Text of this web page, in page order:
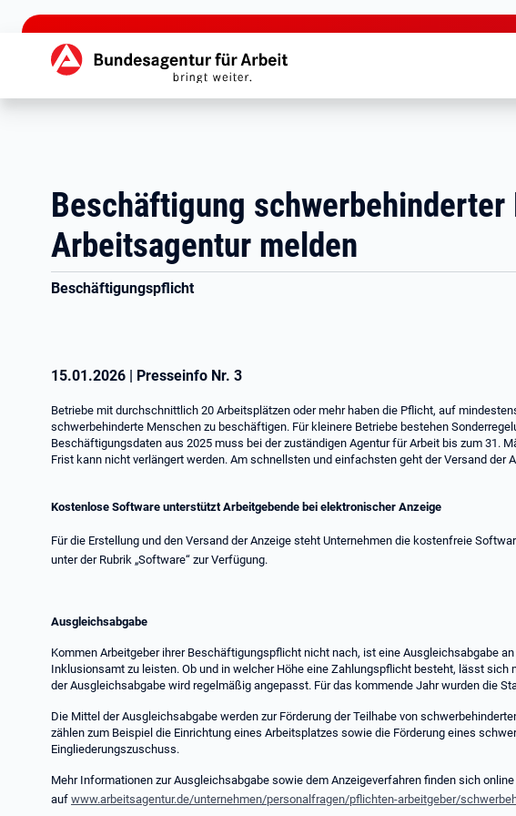
zu den Hauptinhalten springen
Hauptnavigation
Beschäftigung
Arbeitsagentur melden
Beschäftigungspflicht
15.01.2026 | Presseinfo Nr. 3
Betriebe mit durchschnittlich 20 Arbeitsplätzen oder mehr haben die Pflicht, auf
schwerbehinderte Menschen zu beschäftigen. Für kleinere Betriebe bestehen
Beschäftigungsdaten aus 2025 muss bei der zuständigen Agentur für Arbeit bis zum 31.
Frist kann nicht verlängert werden. Am schnellsten und einfachsten geht der Versand der
Kostenlose Software unterstützt Arbeitgebende bei elektronischer Anzeige
Für die Erstellung und den Versand der Anzeige steht Unternehmen die kostenfreie
unter der Rubrik „Software“ zur Verfügung.
Ausgleichsabgabe
Kommen Arbeitgeber ihrer Beschäftigungspflicht nicht nach, ist eine Ausgleichsabgabe
Inklusionsamt zu leisten. Ob und in welcher Höhe eine Zahlungspflicht besteht, lässt sich
der Ausgleichsabgabe wird regelmäßig angepasst. Für das kommende Jahr wurden die
Die Mittel der Ausgleichsabgabe werden zur Förderung der Teilhabe von
zählen zum Beispiel die Einrichtung eines Arbeitsplatzes sowie die Förderung eines
Eingliederungszuschuss.
Mehr Informationen zur Ausgleichsabgabe sowie dem Anzeigeverfahren finden sich online
auf www.arbeitsagentur.de/unternehmen/personalfragen/pflichten-arbeitgeber/